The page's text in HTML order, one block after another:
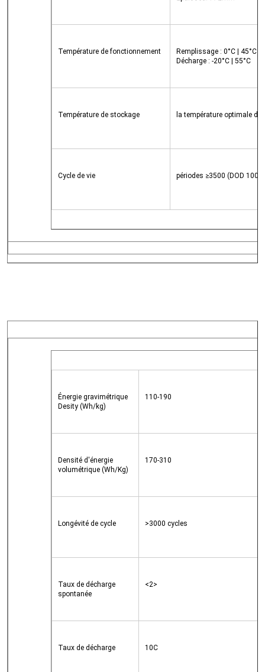
Température de fonctionnement
Remplissage : 0°C | 45°C
Décharge : -20°C | 55°C
Température de stockage la température optimale
Cycle de vie périodes ≥3500 (DOD
Énergie gravimétrique
Desity (Wh/kg)
110-190
Densité d'énergie
volumétrique (Wh/Kg)
170-310
Longévité de cycle >3000 cycles
Taux de décharge
spontanée
<2>
Taux de décharge 10C